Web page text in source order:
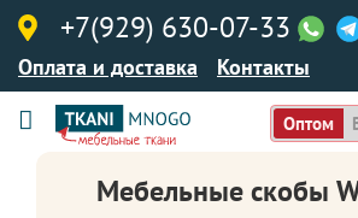
+7(929) 630-07-33
Оплата и доставка Контакты
Оптом
Мебельные скобы